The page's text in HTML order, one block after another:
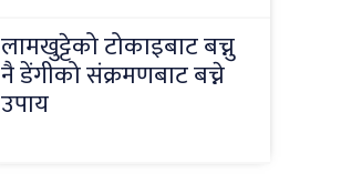
लामखुट्टेको टोकाइबाट बच्नु
नै डेंगीको संक्रमणबाट बच्ने
उपाय